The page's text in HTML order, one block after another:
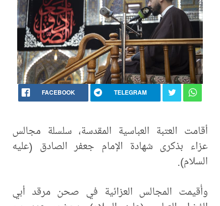
FACEBOOK TELEGRAM
أقامت العتبة العباسية المقدسة، سلسلة مجالس
عزاء بذكرى شهادة الإمام جعفر الصادق (عليه
السلام).
وأُقيمت المجالس العزائية في صحن مرقد أبي